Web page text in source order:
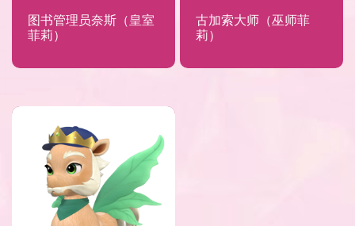
图书管理员奈斯（皇室
菲莉）
古加索大师（巫师菲
莉）